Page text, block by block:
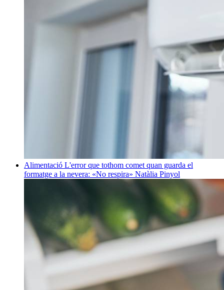
Alimentació L'error que tothom comet quan guarda el
formatge a la nevera: «No respira» Natàlia Pinyol